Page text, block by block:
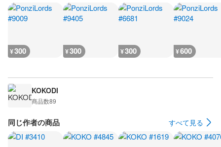
¥300 ¥300 ¥300 ¥600
KOKODI
商品数89
同じ作者の商品 すべて見る